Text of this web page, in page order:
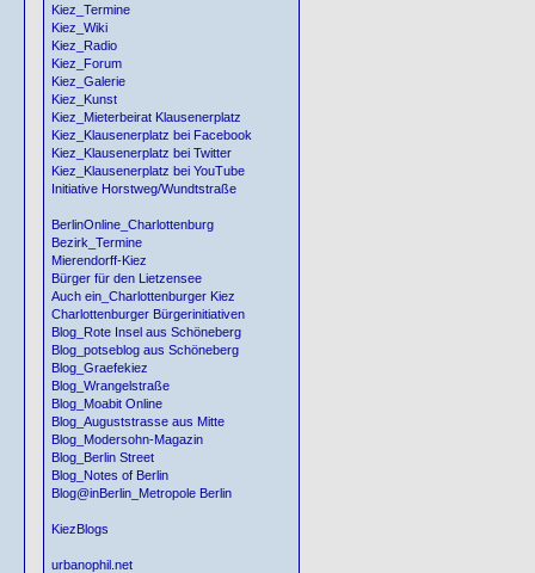
Kiez_Termine
Kiez_Wiki
Kiez_Radio
Kiez_Forum
Kiez_Galerie
Kiez_Kunst
Kiez_Mieterbeirat Klausenerplatz
Kiez_Klausenerplatz bei Facebook
Kiez_Klausenerplatz bei Twitter
Kiez_Klausenerplatz bei YouTube
Initiative Horstweg/Wundtstraße
BerlinOnline_Charlottenburg
Bezirk_Termine
Mierendorff-Kiez
Bürger für den Lietzensee
Auch ein_Charlottenburger Kiez
Charlottenburger Bürgerinitiativen
Blog_Rote Insel aus Schöneberg
Blog_potseblog aus Schöneberg
Blog_Graefekiez
Blog_Wrangelstraße
Blog_Moabit Online
Blog_Auguststrasse aus Mitte
Blog_Modersohn-Magazin
Blog_Berlin Street
Blog_Notes of Berlin
Blog@inBerlin_Metropole Berlin
KiezBlogs
urbanophil.net